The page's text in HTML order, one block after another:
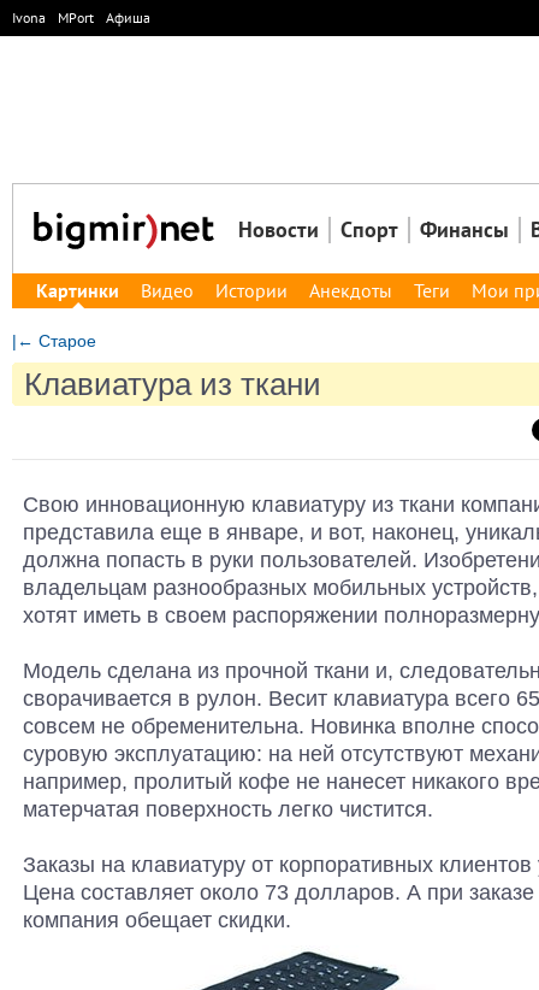
Ivona MPort Афиша
Новости Спорт Финансы
Картинки Видео Истории Анекдоты Теги Мои
|← Старое
Клавиатура из ткани
Свою инновационную клавиатуру из ткани
представила еще в январе, и вот, наконец,
должна попасть в руки пользователей.
владельцам разнообразных мобильных
хотят иметь в своем распоряжении
Модель сделана из прочной ткани и,
сворачивается в рулон. Весит клавиатура всего
совсем не обременительна. Новинка вполне
суровую эксплуатацию: на ней отсутствуют
например, пролитый кофе не нанесет никакого
матерчатая поверхность легко чистится.
Заказы на клавиатуру от корпоративных
Цена составляет около 73 долларов. А при
компания обещает скидки.